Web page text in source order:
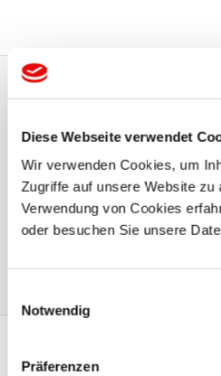
Diese Webseite verwendet
Wir verwenden Cookies, um
Zugriffe auf unsere Website
Verwendung von Cookies
oder besuchen Sie unsere
Notwendig
Präferenzen
certyfikaty
Międzynarodowe certyfikaty
EN ISO 9001:2015, VDE i VDA
jakość oferowanych